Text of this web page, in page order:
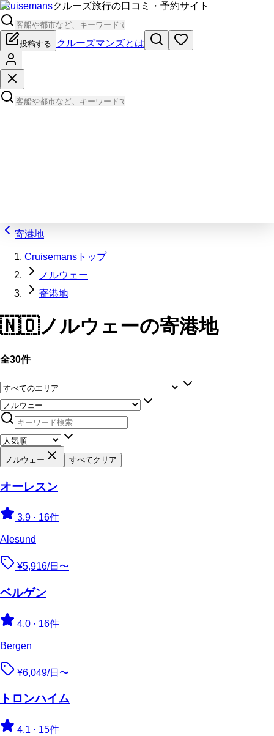
Cruisemansクルーズ旅行の口コミ・予約サイト
投稿する クルーズマンズとは
寄港地
Cruisemansトップ
ノルウェー
寄港地
🇳🇴ノルウェーの寄港地
全30件
ノルウェー すべてクリア
オーレスン
3.9 · 16件
Alesund
¥5,916/日〜
ベルゲン
4.0 · 16件
Bergen
¥6,049/日〜
トロンハイム
4.1 · 15件